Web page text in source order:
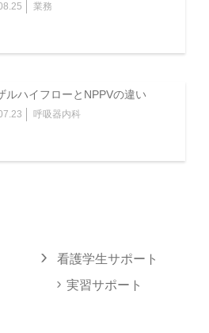
業務
ルハイフローとNPPVの違い
呼吸器内科
看護学生サポート
実習サポート